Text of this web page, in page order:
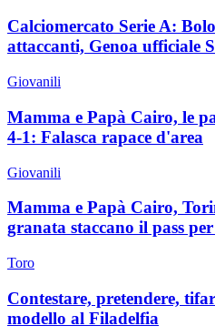
Calciomercato Serie A:
attaccanti, Genoa ufficiale
Giovanili
Mamma e Papà Cairo, le
4-1: Falasca rapace d'area
Giovanili
Mamma e Papà Cairo,
granata staccano il pass
Toro
Contestare, pretendere,
modello al Filadelfia